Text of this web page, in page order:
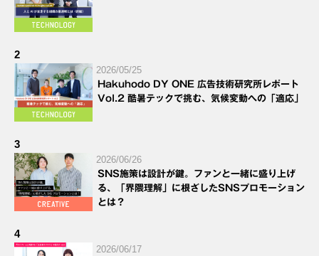
2
2026/05/25
Hakuhodo DY ONE 広告技術研究所レポート
Vol.2 酷暑テックで挑む、気候変動への「適応」
3
2026/06/26
SNS施策は設計が鍵。ファンと一緒に盛り上げ
る、「界隈理解」に根ざしたSNSプロモーション
とは？
4
2026/06/17